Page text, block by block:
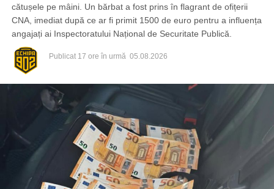
cătușele pe mâini. Un bărbat a fost prins în flagrant de ofițerii
CNA, imediat după ce ar fi primit 1500 de euro pentru a influența
angajați ai Inspectoratului Național de Securitate Publică.
Publicat 17 ore în urmă 05.08.2026